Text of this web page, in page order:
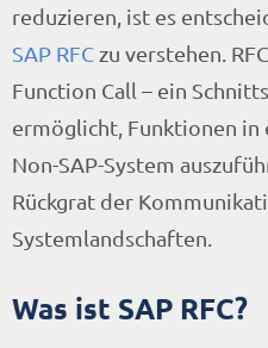
reduzieren, ist es
SAP RFC zu verstehen.
Function Call – ein
ermöglicht, Funktionen in
Non-SAP-System
Rückgrat der
Systemlandschaften.
Was ist SAP RFC?